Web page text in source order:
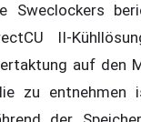
Sweclockers
II-
auf den
zu entnehmen